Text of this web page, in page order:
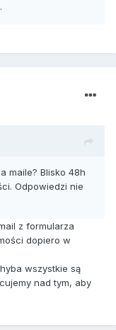
maile? Blisko 48h
Odpowiedzi nie
z formularza
dopiero w
wszystkie są
nad tym, aby